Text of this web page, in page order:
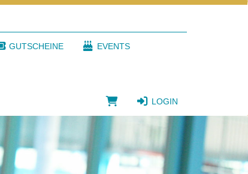
GUTSCHEINE EVENTS
LOGIN